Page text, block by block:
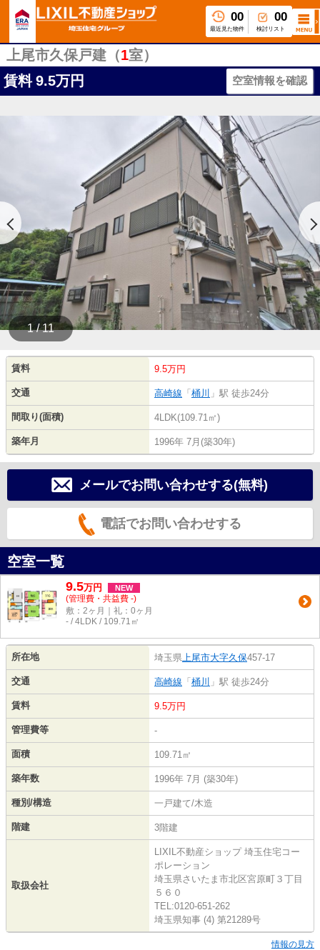
00
最近見た物件
00
検討リスト
上尾市久保戸建（1室）
賃料 9.5万円 空室情報を確認
1 / 11
賃料 9.5万円
交通 高崎線 「桶川 」駅 徒歩24分
間取り(面積) 4LDK(109.71㎡)
築年月 1996年 7月(築30年)
メールでお問い合わせする(無料)
電話でお問い合わせする
空室一覧
9.5万円 NEW
(管理費・共益費 -)
敷：2ヶ月｜礼：0ヶ月
- / 4LDK / 109.71㎡
所在地 埼玉県 上尾市大字久保457-17
交通 高崎線 「桶川 」駅 徒歩24分
賃料 9.5万円
管理費等 -
面積 109.71㎡
築年数 1996年 7月 (築30年)
種別/構造 一戸建て/木造
階建 3階建
取扱会社
LIXIL不動産ショップ 埼玉住宅コー
ポレーション
埼玉県さいたま市北区宮原町３丁目
５６０
TEL:0120-651-262
埼玉県知事 (4) 第21289号
情報の見方